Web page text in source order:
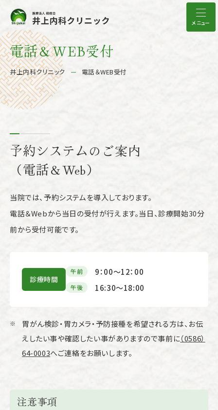
メニュー
電話＆WEB受付
井上内科クリニック 電話＆WEB受付
予約システムのご案内
（電話＆Web）
当院では、予約システムを導入しております。
電話＆Webから当日の受付が行えます。当日、診療開始30分
前から受付可能です。
診療時間
午前 9：00～12：00
午後 16:30～18:00
胃がん検診・胃カメラ・予防接種を希望される方は、お伝
えしたい事や確認したい事がありますので事前に（0586）
64-0003へご連絡をお願いします。
注意事項